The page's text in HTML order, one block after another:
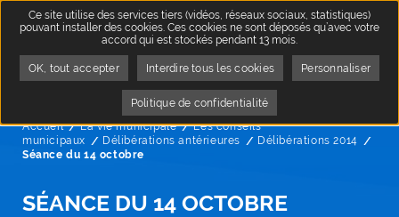
Accueil La vie municipale
Les conseils
municipaux
Délibérations antérieures Délibérations 2014
Séance du 14 octobre
SÉANCE DU 14 OCTOBRE
Ce site utilise des services tiers (vidéos, réseaux sociaux, statistiques)
pouvant installer des cookies. Ces cookies ne sont déposés qu’avec votre
accord qui est stockés pendant 13 mois.
OK, tout accepter Interdire tous les cookies Personnaliser
Politique de confidentialité